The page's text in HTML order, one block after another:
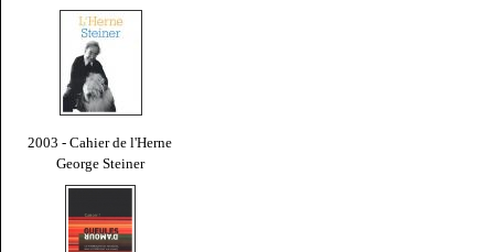
2003 - Cahier de l'Herne
George Steiner